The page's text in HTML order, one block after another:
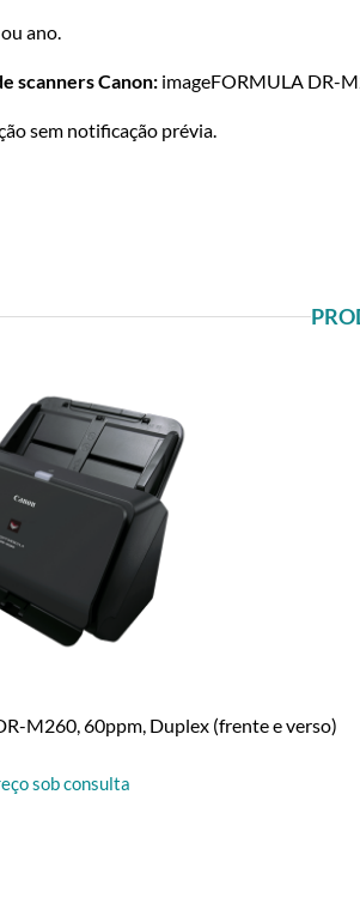
ano.
scanners Canon: imageFORMULA DR-
sem notificação prévia.
M260, 60ppm, Duplex (frente e verso)
sob consulta